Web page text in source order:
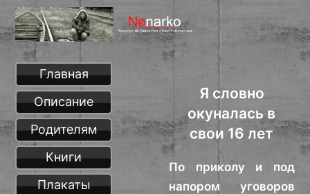
Я словно
окуналась в
свои 16 лет
По приколу и под
напором уговоров
Главная
Описание
Родителям
Книги
Плакаты